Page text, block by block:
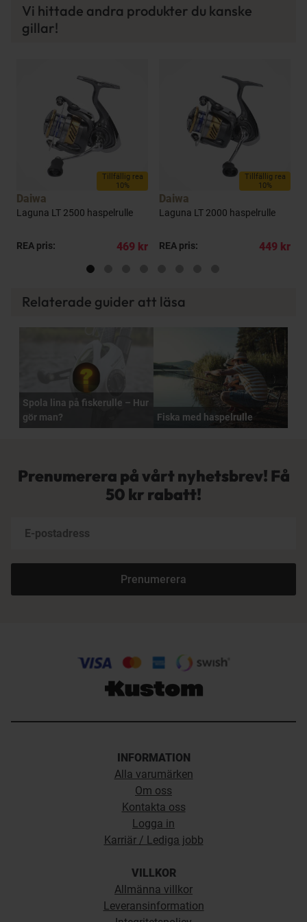
Vi hittade andra produkter du kanske
gillar!
Tillfällig rea
10%
Daiwa
Laguna LT 2500 haspelrulle
REA pris: 469 kr
Tillfällig rea
10%
Daiwa
Laguna LT 2000 haspelrulle
REA pris: 449 kr
Relaterade guider att läsa
Spola lina på fiskerulle – Hur
gör man?
Fiska med haspelrulle
Prenumerera på vårt nyhetsbrev! Få
50 kr rabatt!
Prenumerera
INFORMATION
Alla varumärken
Om oss
Kontakta oss
Logga in
Karriär / Lediga jobb
VILLKOR
Allmänna villkor
Leveransinformation